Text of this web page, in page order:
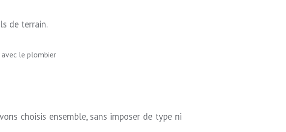
de terrain.
le plombier
choisis ensemble, sans imposer de type ni